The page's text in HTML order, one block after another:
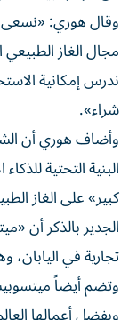
وقال هوري:
مجال الغاز
ندرس إمكانية
شراء».
وأضاف هوري أن
البنية التحتية
كبير» على الغاز
الجدير بالذكر
تجارية في
وتضم أيضاً